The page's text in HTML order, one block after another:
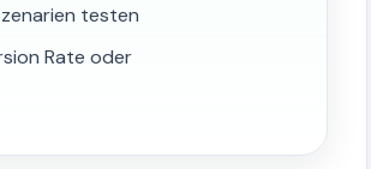
testen
Rate oder